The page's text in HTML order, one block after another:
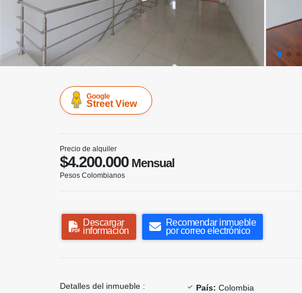
Google
Street View
Precio de alquiler
$4.200.000Mensual
Pesos Colombianos
Descargar
información
Recomendar inmueble
por correo electrónico
Detalles del inmueble : País: Colombia